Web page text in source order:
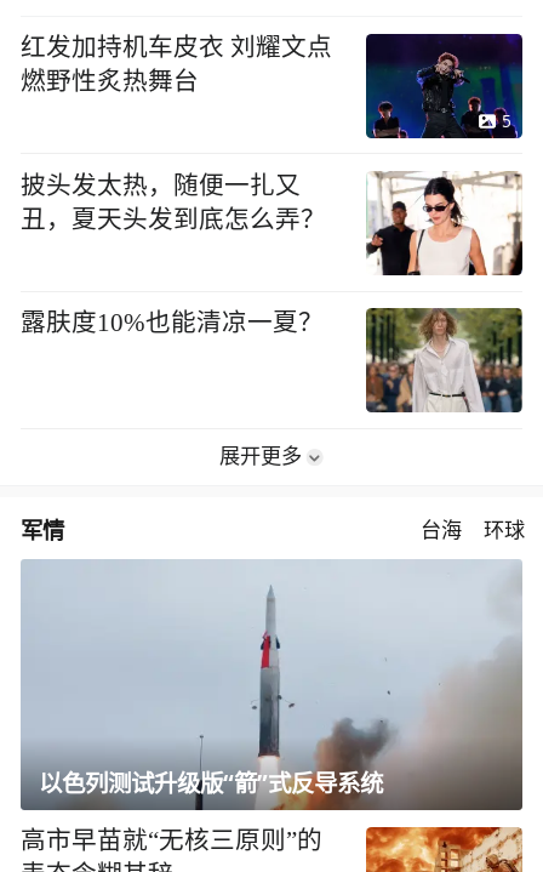
红发加持机车皮衣 刘耀文点
燃野性炙热舞台
5
披头发太热，随便一扎又
丑，夏天头发到底怎么弄？
露肤度10%也能清凉一夏？
展开更多
军情 台海 环球
以色列测试升级版“箭”式反导系统
高市早苗就“无核三原则”的